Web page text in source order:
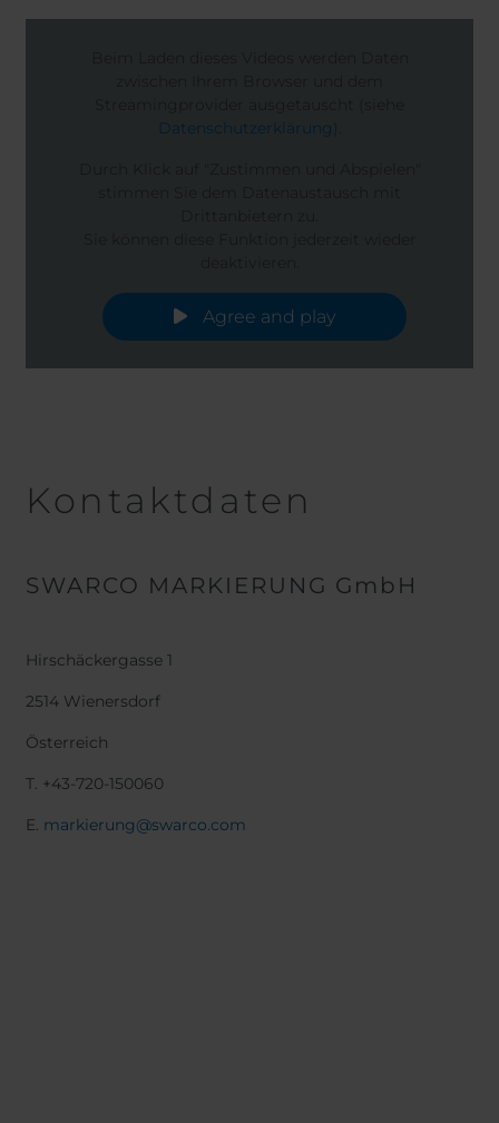
Datenschutzerklärung
Agree and play
Kontaktdaten
SWARCO MARKIERUNG GmbH
Hirschäckergasse 1
2514 Wienersdorf
Österreich
T. +43-720-150060
E. markierung@swarco.com